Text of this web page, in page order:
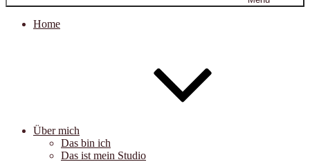
Home
Über mich
Das bin ich
Das ist mein Studio